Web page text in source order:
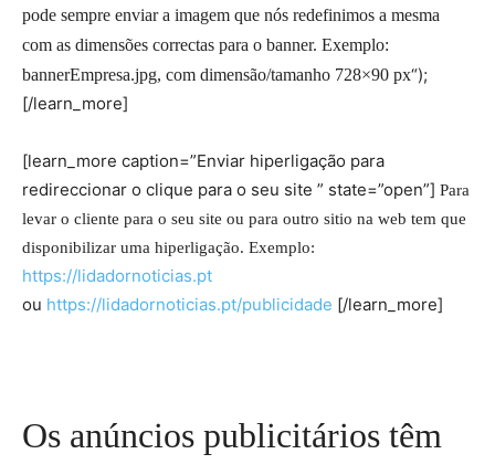
pode sempre enviar a imagem que nós redefinimos a mesma
com as dimensões correctas para o banner. Exemplo:
bannerEmpresa.jpg, com dimensão/tamanho 728×90 px“);
[/learn_more]
[learn_more caption=”Enviar hiperligação para
redireccionar o clique para o seu site ” state=”open”] Para
levar o cliente para o seu site ou para outro sitio na web tem que
disponibilizar uma hiperligação. Exemplo:
https://lidadornoticias.pt
ou https://lidadornoticias.pt/publicidade [/learn_more]
Os anúncios publicitários têm